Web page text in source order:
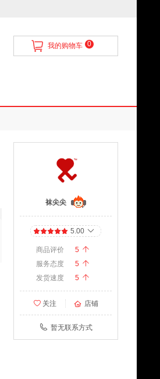
我的购物车 0
袜尖尖
5.00
商品评价
5
服务态度
5
发货速度
5
关注 店铺
暂无联系方式